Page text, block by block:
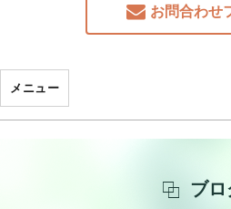
お問合わせ
メニュー
ブロ